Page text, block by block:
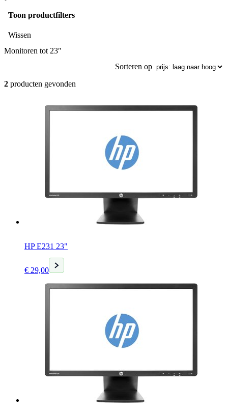
Toon productfilters
Wissen
Monitoren tot 23″
Sorteren op
2 producten gevonden
HP E231 23"
€ 29,00
Huidige
prijs
€ 29,00.